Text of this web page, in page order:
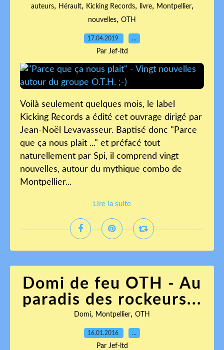
auteurs, Hérault, Kicking Records, livre, Montpellier,
nouvelles, OTH
17.04.2019 …
Par Jef-ltd
Voilà seulement quelques mois, le label
Kicking Records a édité cet ouvrage dirigé par
Jean-Noël Levavasseur. Baptisé donc "Parce
que ça nous plait ..." et préfacé tout
naturellement par Spi, il comprend vingt
nouvelles, autour du mythique combo de
Montpellier...
Lire la suite
Domi de feu OTH - Au
paradis des rockeurs...
Domi, Montpellier, OTH
16.01.2016 …
Par Jef-ltd